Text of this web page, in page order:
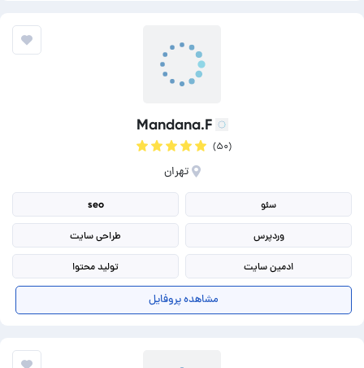
Mandana.F
(۵۰)
تهران
سئو seo
وردپرس طراحی سایت
ادمین سایت تولید محتوا
مشاهده پروفایل